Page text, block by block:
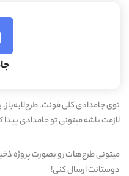
توی جامدادی کلی فونت،
لازمت باشه میتونی تو جامدادی پیدا
میتونی طرح‌هات رو بصورت پروژه
دوستانت ارسال کنی!